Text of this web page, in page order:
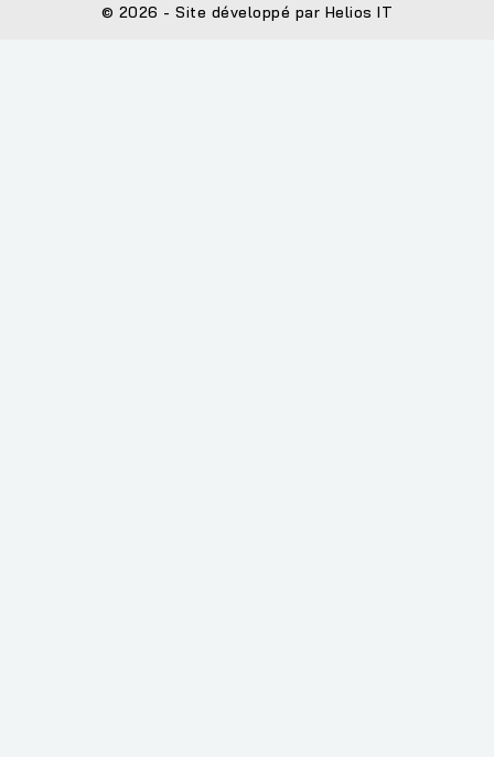
© 2026 - Site développé par Helios IT